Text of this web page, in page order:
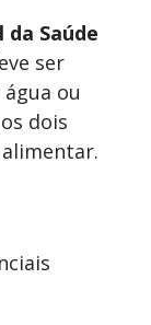
Saúde
ser
ou
dois